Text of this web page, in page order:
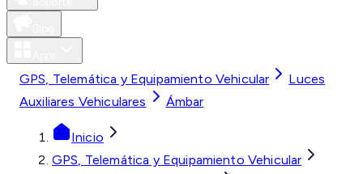
GPS, Telemática y Equipamiento Vehicular
Luces
Auxiliares Vehiculares
Ámbar
Inicio
GPS, Telemática y Equipamiento Vehicular